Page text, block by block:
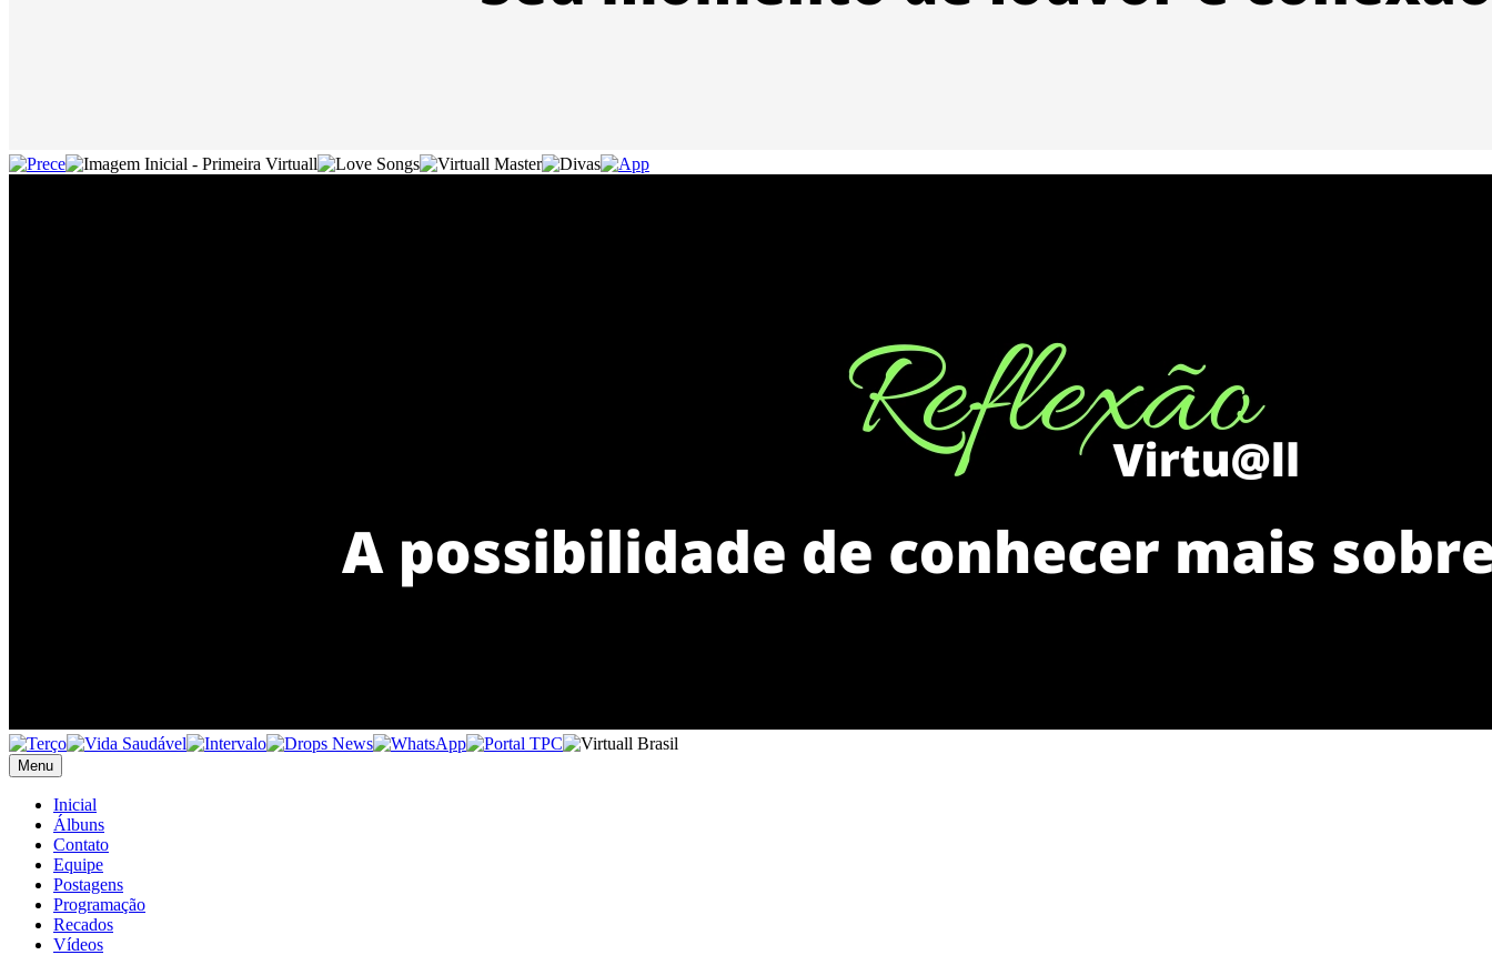
Menu
Inicial
Álbuns
Contato
Equipe
Postagens
Programação
Recados
Vídeos